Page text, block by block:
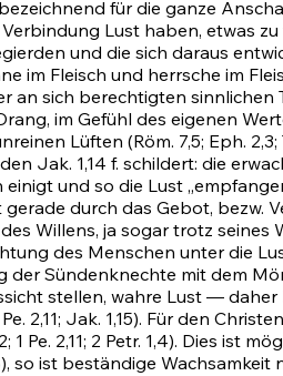
für die ganze
Lust haben, etwas zu
und die sich daraus
im Fleisch und herrsche im
an sich berechtigten sinnlichen
im Gefühl des eigenen
Lüften (Röm. 7,5; Eph. 2,3;
Jak. 1,14 f. schildert: die
und so die Lust
durch das Gebot, bezw.
Willens, ja sogar trotz
des Menschen unter die
der Sündenknechte mit dem
stellen, wahre Lust — daher
Pe. 2,11; Jak. 1,15). Für den
; 1 Pe. 2,11; 2 Petr. 1,4). Dies ist
, so ist beständige Wachsamkeit